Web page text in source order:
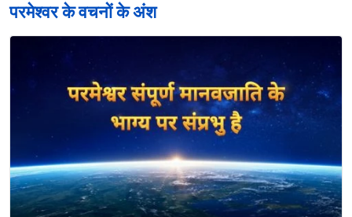
परमेश्वर के वचनों के अंश